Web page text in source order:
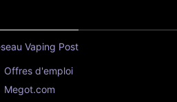
Vaping Post
Offres d'emploi
Megot.com